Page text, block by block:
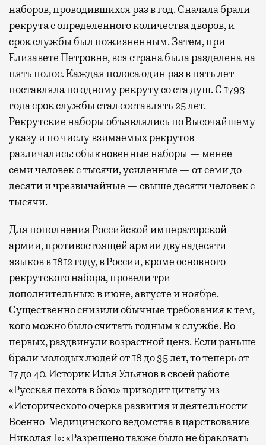
наборов, проводившихся раз в год. Сначала брали
рекрута с определенного количества дворов, и
срок службы был пожизненным. Затем, при
Елизавете Петровне, вся страна была разделена на
пять полос. Каждая полоса один раз в пять лет
поставляла по одному рекруту со ста душ. С 1793
года срок службы стал составлять 25 лет.
Рекрутские наборы объявлялись по Высочайшему
указу и по числу взимаемых рекрутов
различались: обыкновенные наборы — менее
семи человек с тысячи, усиленные — от семи до
десяти и чрезвычайные — свыше десяти человек с
тысячи.
Для пополнения Российской императорской
армии, противостоящей армии двунадесяти
языков в 1812 году, в России, кроме основного
рекрутского набора, провели три
дополнительных: в июне, августе и ноябре.
Существенно снизили обычные требования к тем,
кого можно было считать годным к службе. Во-
первых, раздвинули возрастной ценз. Если раньше
брали молодых людей от 18 до 35 лет, то теперь от
17 до 40. Историк Илья Ульянов в своей работе
«Русская пехота в бою» приводит цитату из
«Исторического очерка развития и деятельности
Военно-Медицинского ведомства в царствование
Николая I»: «Разрешено также было не браковать